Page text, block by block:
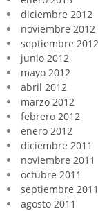
diciembre 2012
noviembre 2012
septiembre 2012
junio 2012
mayo 2012
abril 2012
marzo 2012
febrero 2012
enero 2012
diciembre 2011
noviembre 2011
octubre 2011
septiembre 2011
agosto 2011